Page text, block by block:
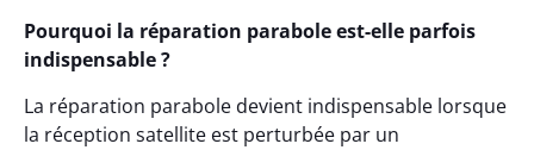
Pourquoi la réparation parabole est-elle parfois
indispensable ?
La réparation parabole devient indispensable lorsque
la réception satellite est perturbée par un